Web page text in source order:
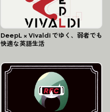
DeepL × Vivaldi でゆく、弱者でも
快適な英語生活